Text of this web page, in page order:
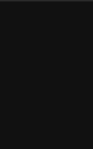
видео